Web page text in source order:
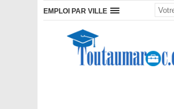
EMPLOI PAR VILLE